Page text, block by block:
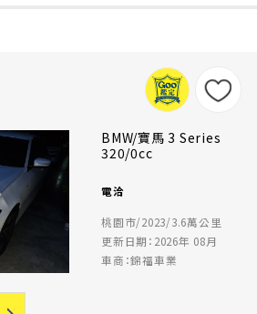
BMW/寶馬 3 Series
320/0cc
電洽
桃園市/2023/3.6萬公里
更新日期：2026年 08月
車商：錦福車業